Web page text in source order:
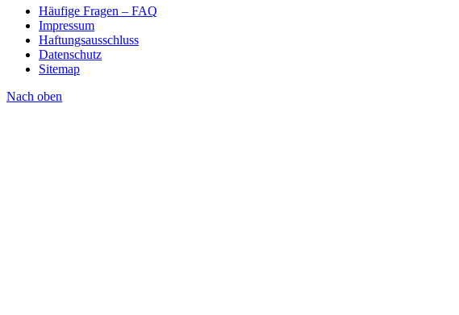
Häufige Fragen – FAQ
Impressum
Haftungsausschluss
Datenschutz
Sitemap
Nach oben